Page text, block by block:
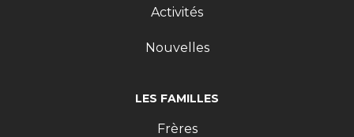
LES FAMILLES
Frères
Activités
Nouvelles